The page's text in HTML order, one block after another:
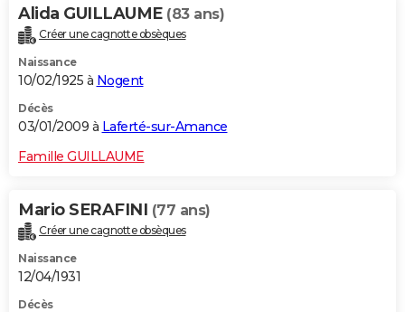
Alida GUILLAUME (83 ans)
Créer une cagnotte obsèques
Naissance
10/02/1925 à Nogent
Décès
03/01/2009 à Laferté-sur-Amance
Famille GUILLAUME
Mario SERAFINI (77 ans)
Créer une cagnotte obsèques
Naissance
12/04/1931
Décès